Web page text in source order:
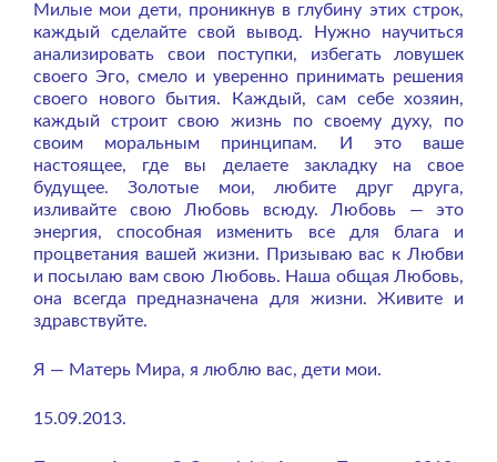
Милые мои дети, проникнув в глубину этих строк,
каждый сделайте свой вывод. Нужно научиться
анализировать свои поступки, избегать ловушек
своего Эго, смело и уверенно принимать решения
своего нового бытия. Каждый, сам себе хозяин,
каждый строит свою жизнь по своему духу, по
своим моральным принципам. И это ваше
настоящее, где вы делаете закладку на свое
будущее. Золотые мои, любите друг друга,
изливайте свою Любовь всюду. Любовь — это
энергия, способная изменить все для блага и
процветания вашей жизни. Призываю вас к Любви
и посылаю вам свою Любовь. Наша общая Любовь,
она всегда предназначена для жизни. Живите и
здравствуйте.
Я — Матерь Мира, я люблю вас, дети мои.
15.09.2013.